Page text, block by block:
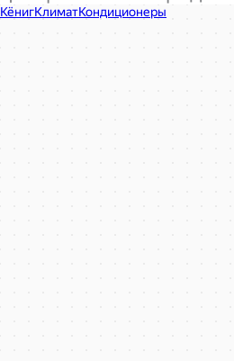
КёнигКлимат
Кондиционеры в Калининграде